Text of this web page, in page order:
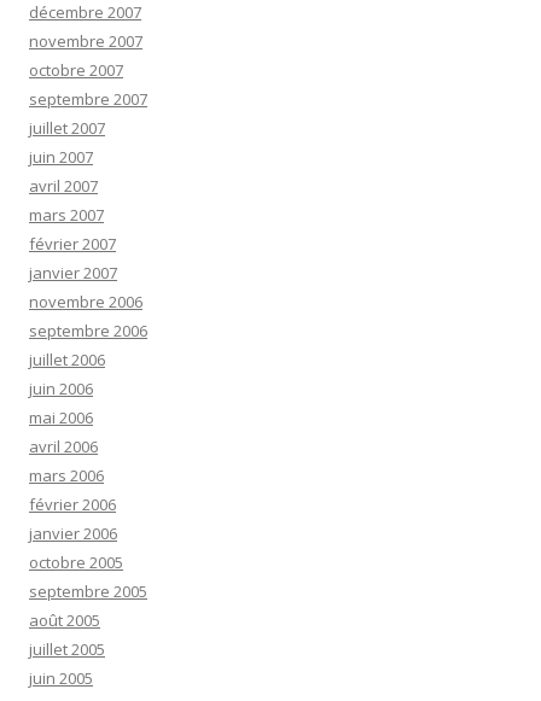
décembre 2007
novembre 2007
octobre 2007
septembre 2007
juillet 2007
juin 2007
avril 2007
mars 2007
février 2007
janvier 2007
novembre 2006
septembre 2006
juillet 2006
juin 2006
mai 2006
avril 2006
mars 2006
février 2006
janvier 2006
octobre 2005
septembre 2005
août 2005
juillet 2005
juin 2005